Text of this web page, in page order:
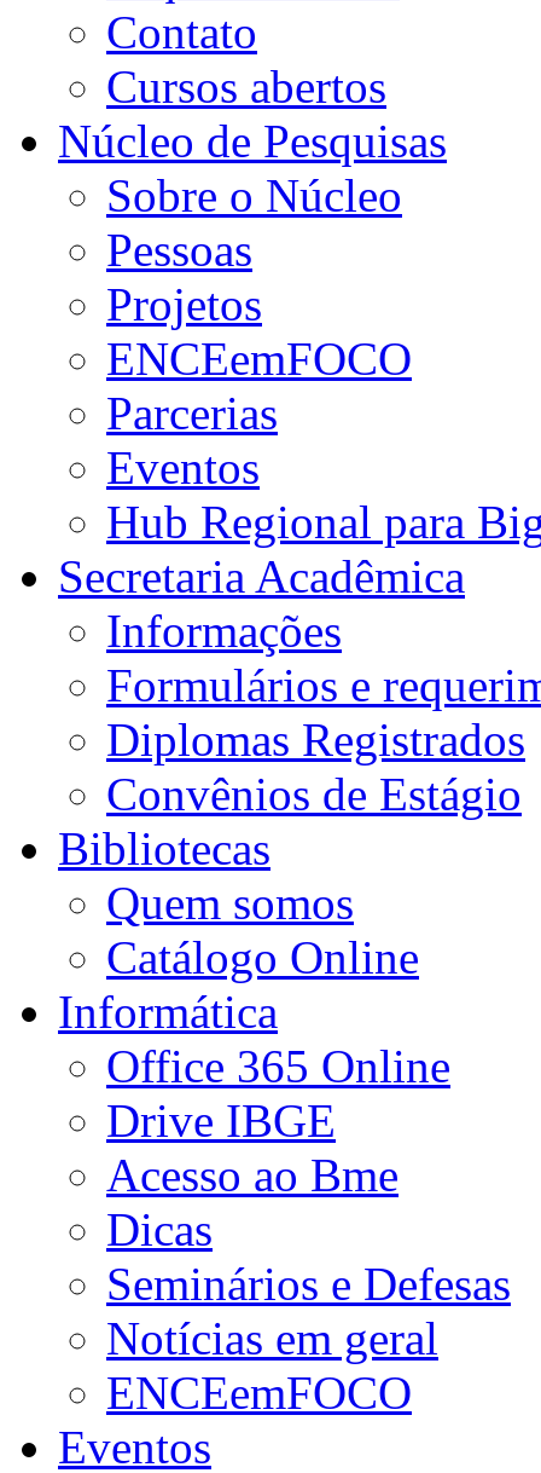
Contato
Cursos abertos
Núcleo de Pesquisas
Sobre o Núcleo
Pessoas
Projetos
ENCEemFOCO
Parcerias
Eventos
Hub Regional para
Secretaria Acadêmica
Informações
Formulários e
Diplomas Registrados
Convênios de Estágio
Bibliotecas
Quem somos
Catálogo Online
Informática
Office 365 Online
Drive IBGE
Acesso ao Bme
Dicas
Seminários e Defesas
Notícias em geral
ENCEemFOCO
Eventos